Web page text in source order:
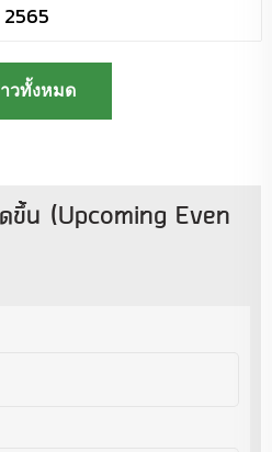
2565
วทั้งหมด
ดขึ้น (Upcoming Even